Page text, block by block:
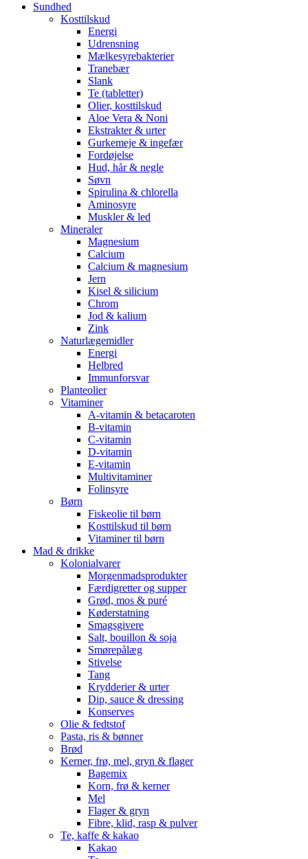
Sundhed
Kosttilskud
Energi
Udrensning
Mælkesyrebakterier
Tranebær
Slank
Te (tabletter)
Olier, kosttilskud
Aloe Vera & Noni
Ekstrakter & urter
Gurkemeje & ingefær
Fordøjelse
Hud, hår & negle
Søvn
Spirulina & chlorella
Aminosyre
Muskler & led
Mineraler
Magnesium
Calcium
Calcium & magnesium
Jern
Kisel & silicium
Chrom
Jod & kalium
Zink
Naturlægemidler
Energi
Helbred
Immunforsvar
Planteolier
Vitaminer
A-vitamin & betacaroten
B-vitamin
C-vitamin
D-vitamin
E-vitamin
Multivitaminer
Folinsyre
Børn
Fiskeolie til børn
Kosttilskud til børn
Vitaminer til børn
Mad & drikke
Kolonialvarer
Morgenmadsprodukter
Færdigretter og supper
Grød, mos & puré
Køderstatning
Smagsgivere
Salt, bouillon & soja
Smørepålæg
Stivelse
Tang
Krydderier & urter
Dip, sauce & dressing
Konserves
Olie & fedtstof
Pasta, ris & bønner
Brød
Kerner, frø, mel, gryn & flager
Bagemix
Korn, frø & kerner
Mel
Flager & gryn
Fibre, klid, rasp & pulver
Te, kaffe & kakao
Kakao